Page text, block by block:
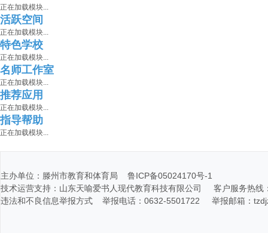
正在加载模块...
活跃空间
正在加载模块...
特色学校
正在加载模块...
名师工作室
正在加载模块...
推荐应用
正在加载模块...
指导帮助
正在加载模块...
主办单位：滕州市教育和体育局 鲁ICP备05024170号-1
技术运营支持：山东天喻爱书人现代教育科技有限公司 客户服务热
违法和不良信息举报方式 举报电话：0632-5501722 举报邮箱：